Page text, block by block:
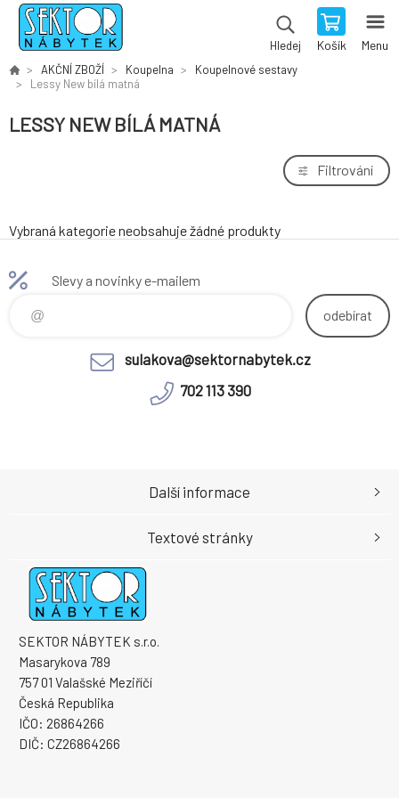
Hledej Košík Menu
AKČNÍ ZBOŽÍ Koupelna
Koupelnové sestavy
Lessy New bílá matná
LESSY NEW BÍLÁ MATNÁ
Filtrování
Vybraná kategorie neobsahuje žádné produkty
Slevy a novinky e-mailem
odebírat
sulakova@sektornabytek.cz
702 113 390
SEKTOR NÁBYTEK s.r.o.
Masarykova 789
757 01 Valašské Meziříčí
Česká Republika
IČO: 26864266
DIČ: CZ26864266
Další informace
Textové stránky